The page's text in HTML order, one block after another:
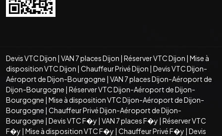
Devis VTC Dijon | VAN 7 places Dijon | Réserver VTC Dijon | Mise à
disposition VTC Dijon | Chauffeur Privé Dijon | Devis VTC Dijon-
Aéroport de Dijon-Bourgogne | VAN 7 places Dijon-Aéroport de
Dijon-Bourgogne | Réserver VTC Dijon-Aéroport de Dijon-
Bourgogne | Mise à disposition VTC Dijon-Aéroport de Dijon-
Bourgogne | Chauffeur Privé Dijon-Aéroport de Dijon-
Bourgogne | Devis VTC F�y | VAN 7 places F�y | Réserver VTC
F�y | Mise à disposition VTC F�y | Chauffeur Privé F�y | Devis